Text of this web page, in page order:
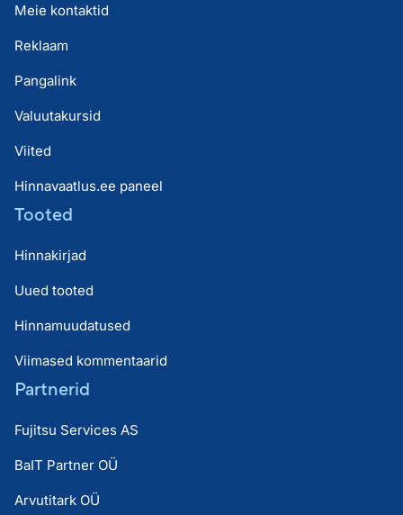
Meie kontaktid
Reklaam
Pangalink
Valuutakursid
Viited
Hinnavaatlus.ee paneel
Tooted
Hinnakirjad
Uued tooted
Hinnamuudatused
Viimased kommentaarid
Partnerid
Fujitsu Services AS
BaIT Partner OÜ
Arvutitark OÜ